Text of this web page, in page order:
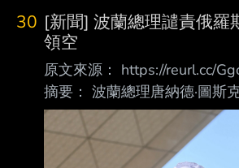
朗伊斯蘭革命衛隊30日表示
導致伊朗人民出現死傷，他
擊了位在約旦的美軍基地，成
機，並造成多名美軍軍官、
員死亡。 根據央視報導，伊
在一份聲明中表示，美軍30
東軍 事基地對伊朗展開空襲，
30 [新聞] 波蘭總理譴責俄羅
領空
原文來源： https://reurl.cc/
摘要： 波蘭總理唐納德·圖斯
晨，一枚俄羅斯發射的飛彈
當地 政府稱，這枚飛彈於週四
約 90 公里（55 英里）處落